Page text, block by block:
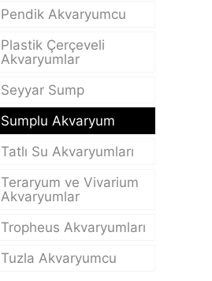
Pendik Akvaryumcu
Plastik Çerçeveli
Akvaryumlar
Seyyar Sump
Sumplu Akvaryum
Tatlı Su Akvaryumları
Teraryum ve Vivarium
Akvaryumlar
Tropheus Akvaryumları
Tuzla Akvaryumcu